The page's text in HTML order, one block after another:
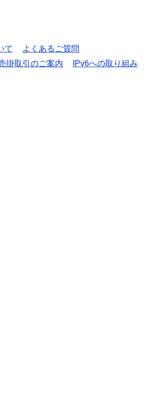
て
よくあるご質問
掛取引のご案内
IPv6への取り組み